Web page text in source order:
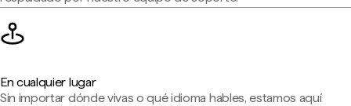
En cualquier lugar
Sin importar dónde vivas o qué idioma hables, estamos aquí